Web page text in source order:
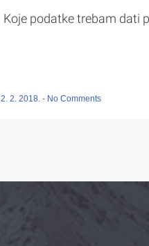
Koje podatke trebam dati
2. 2. 2018. - No Comments